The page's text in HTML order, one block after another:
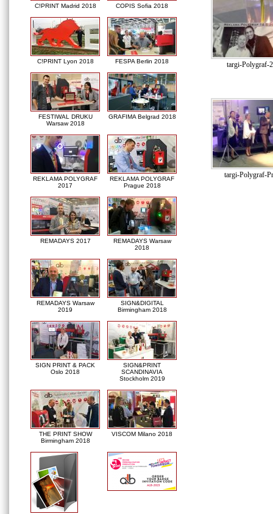
C!PRINT Madrid 2018 COPIS Sofia 2018
C!PRINT Lyon 2018 FESPA Berlin 2018
FESTIWAL DRUKU
Warsaw 2018
GRAFIMA Belgrad 2018
REKLAMA POLYGRAF
2017
REKLAMA POLYGRAF
Prague 2018
REMADAYS 2017
REMADAYS Warsaw
2018
REMADAYS Warsaw
2019
SIGN&DIGITAL
Birmingham 2018
SIGN PRINT & PACK
Oslo 2018
SIGN&PRINT
SCANDINAVIA
Stockholm 2019
THE PRINT SHOW
Birmingham 2018
VISCOM Milano 2018
targi-Polygraf-
targi-Polygraf-